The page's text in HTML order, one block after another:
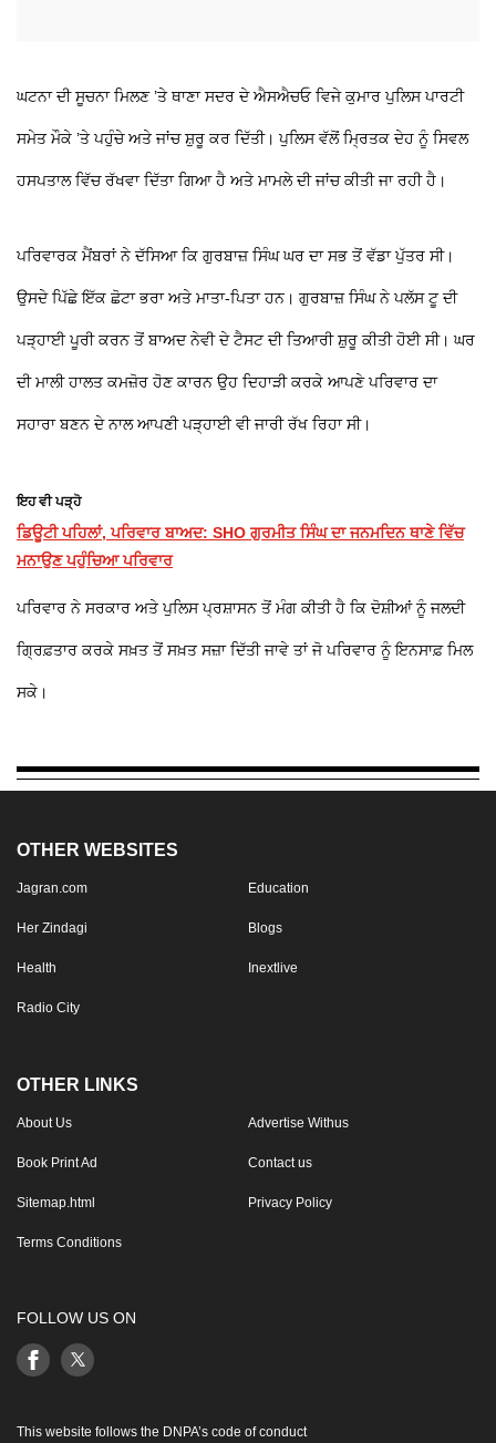
ਘਟਨਾ ਦੀ ਸੂਚਨਾ ਮਿਲਣ ’ਤੇ ਥਾਣਾ ਸਦਰ ਦੇ ਐਸਐਚਓ ਵਿਜੇ ਕੁਮਾਰ ਪੁਲਿਸ ਪਾਰਟੀ
ਸਮੇਤ ਮੌਕੇ ’ਤੇ ਪਹੁੰਚੇ ਅਤੇ ਜਾਂਚ ਸ਼ੁਰੂ ਕਰ ਦਿੱਤੀ। ਪੁਲਿਸ ਵੱਲੋਂ ਮ੍ਰਿਤਕ ਦੇਹ ਨੂੰ ਸਿਵਲ
ਹਸਪਤਾਲ ਵਿੱਚ ਰੱਖਵਾ ਦਿੱਤਾ ਗਿਆ ਹੈ ਅਤੇ ਮਾਮਲੇ ਦੀ ਜਾਂਚ ਕੀਤੀ ਜਾ ਰਹੀ ਹੈ।
ਪਰਿਵਾਰਕ ਮੈਂਬਰਾਂ ਨੇ ਦੱਸਿਆ ਕਿ ਗੁਰਬਾਜ਼ ਸਿੰਘ ਘਰ ਦਾ ਸਭ ਤੋਂ ਵੱਡਾ ਪੁੱਤਰ ਸੀ।
ਉਸਦੇ ਪਿੱਛੇ ਇੱਕ ਛੋਟਾ ਭਰਾ ਅਤੇ ਮਾਤਾ-ਪਿਤਾ ਹਨ। ਗੁਰਬਾਜ਼ ਸਿੰਘ ਨੇ ਪਲੱਸ ਟੂ ਦੀ
ਪੜ੍ਹਾਈ ਪੂਰੀ ਕਰਨ ਤੋਂ ਬਾਅਦ ਨੇਵੀ ਦੇ ਟੈਸਟ ਦੀ ਤਿਆਰੀ ਸ਼ੁਰੂ ਕੀਤੀ ਹੋਈ ਸੀ। ਘਰ
ਦੀ ਮਾਲੀ ਹਾਲਤ ਕਮਜ਼ੋਰ ਹੋਣ ਕਾਰਨ ਉਹ ਦਿਹਾੜੀ ਕਰਕੇ ਆਪਣੇ ਪਰਿਵਾਰ ਦਾ
ਸਹਾਰਾ ਬਣਨ ਦੇ ਨਾਲ ਆਪਣੀ ਪੜ੍ਹਾਈ ਵੀ ਜਾਰੀ ਰੱਖ ਰਿਹਾ ਸੀ।
ਇਹ ਵੀ ਪੜ੍ਹੋ
ਡਿਊਟੀ ਪਹਿਲਾਂ, ਪਰਿਵਾਰ ਬਾਅਦ: SHO ਗੁਰਮੀਤ ਸਿੰਘ ਦਾ ਜਨਮਦਿਨ ਥਾਣੇ ਵਿੱਚ
ਮਨਾਉਣ ਪਹੁੰਚਿਆ ਪਰਿਵਾਰ
ਪਰਿਵਾਰ ਨੇ ਸਰਕਾਰ ਅਤੇ ਪੁਲਿਸ ਪ੍ਰਸ਼ਾਸਨ ਤੋਂ ਮੰਗ ਕੀਤੀ ਹੈ ਕਿ ਦੋਸ਼ੀਆਂ ਨੂੰ ਜਲਦੀ
ਗ੍ਰਿਫ਼ਤਾਰ ਕਰਕੇ ਸਖ਼ਤ ਤੋਂ ਸਖ਼ਤ ਸਜ਼ਾ ਦਿੱਤੀ ਜਾਵੇ ਤਾਂ ਜੋ ਪਰਿਵਾਰ ਨੂੰ ਇਨਸਾਫ਼ ਮਿਲ
ਸਕੇ।
OTHER WEBSITES
Jagran.com Education
Her Zindagi Blogs
Health Inextlive
Radio City
OTHER LINKS
About Us Advertise Withus
Book Print Ad Contact us
Sitemap.html Privacy Policy
Terms Conditions
FOLLOW US ON
This website follows the DNPA’s code of conduct